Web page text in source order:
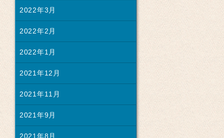
2022年3月
2022年2月
2022年1月
2021年12月
2021年11月
2021年9月
2021年8月